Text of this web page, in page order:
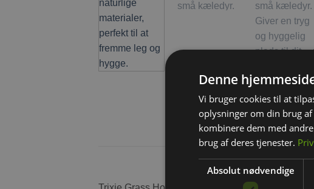
Denne
Vi bruger cookies til at
oplysninger om din brug
kombinere dem med
brug af deres tjenester.
Absolut nødvendige